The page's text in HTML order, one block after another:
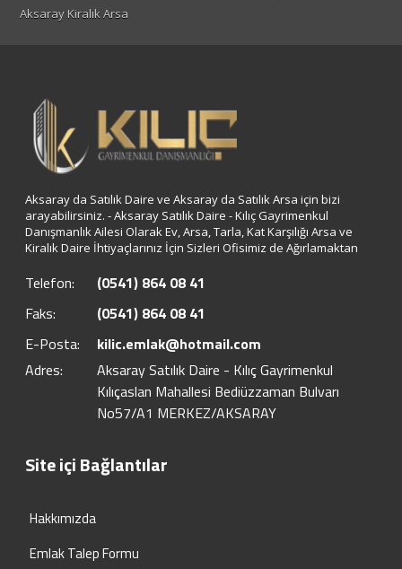
Aksaray Kiralık Arsa
Aksaray da Satılık Daire ve Aksaray da Satılık Arsa için bizi
arayabilirsiniz. - Aksaray Satılık Daire - Kılıç Gayrimenkul
Danışmanlık Ailesi Olarak Ev, Arsa, Tarla, Kat Karşılığı Arsa ve
Kiralık Daire İhtiyaçlarınız İçin Sizleri Ofisimiz de Ağırlamaktan
Telefon:
(0541) 864 08 41
Faks:
(0541) 864 08 41
E-Posta:
kilic.emlak@hotmail.com
Adres:
Aksaray Satılık Daire - Kılıç Gayrimenkul
Kılıçaslan Mahallesi Bediüzzaman Bulvarı
No57/A1 MERKEZ/AKSARAY
Site içi Bağlantılar
Hakkımızda
Emlak Talep Formu